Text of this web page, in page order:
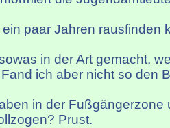
paar Jahren rausfinden
in der Art gemacht,
ich aber nicht so den
in der Fußgängerzone
Prust.